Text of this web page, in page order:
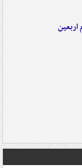
اربعین